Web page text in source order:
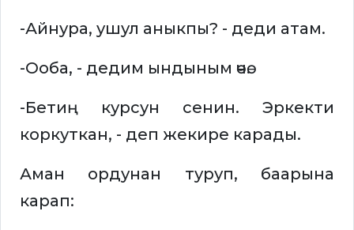
-Айнура, ушул аныкпы? - деди атам.
-Ооба, - дедим ындыным өчө.
-Бетиң курсун сенин. Эркекти
коркуткан, - деп жекире карады.
Аман ордунан туруп, баарына
карап: